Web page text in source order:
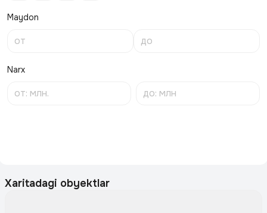
Maydon
Narx
Xaritadagi obyektlar